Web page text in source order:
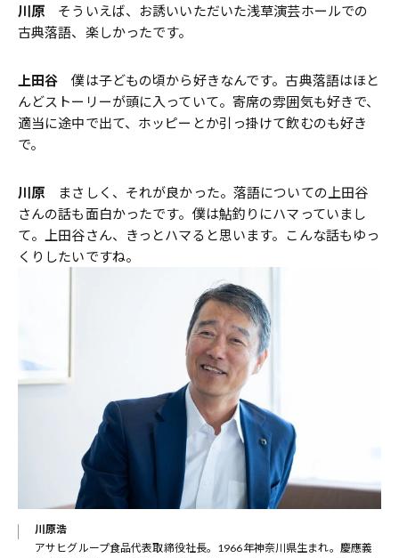
川原 そういえば、お誘いいただいた浅草演芸ホールでの
古典落語、楽しかったです。
上田谷 僕は子どもの頃から好きなんです。古典落語はほと
んどストーリーが頭に入っていて。寄席の雰囲気も好きで、
適当に途中で出て、ホッピーとか引っ掛けて飲むのも好き
で。
川原 まさしく、それが良かった。落語についての上田谷
さんの話も面白かったです。僕は鮎釣りにハマっていまし
て。上田谷さん、きっとハマると思います。こんな話もゆっ
くりしたいですね。
川原浩
アサヒグループ食品代表取締役社長。1966年神奈川県生まれ。慶應義